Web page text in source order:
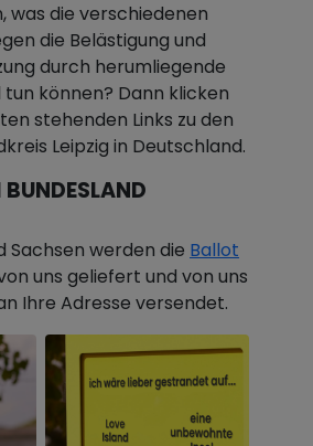
was die verschiedenen
die Belästigung und
durch herumliegende
können? Dann klicken
stehenden Links zu den
Leipzig in Deutschland.
Sachsen werden die Ballot
uns geliefert und von uns
Ihre Adresse versendet.